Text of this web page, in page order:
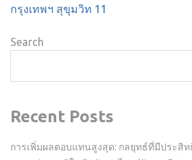
กรุงเทพฯ สุขุมวิท 11
Search
Recent Posts
การเพิ่มผลตอบแทนสูงสุด: กลยุทธ์ที่มีประสิ